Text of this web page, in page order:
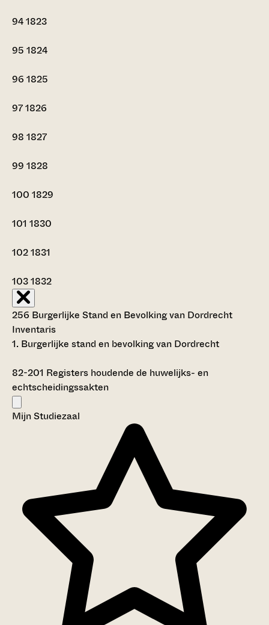
941823
95 1824
96 1825
971826
98 1827
99 1828
100 1829
101 1830
1021831
1031832
256 Burgerlijke Stand en Bevolking van Dordrecht
Inventaris
1. Burgerlijke stand en bevolking van Dordrecht
82-201 Registers houdende de huwelijks- en
echtscheidingssakten
Mijn Studiezaal